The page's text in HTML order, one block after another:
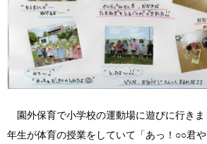
園外保育で小学校の運動場に遊びに行きま
年生が体育の授業をしていて「あっ！○○君